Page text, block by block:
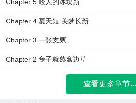
Chapter 5 咬人的冰块新
Chapter 4 夏天短 美梦长新
Chapter 3 一张支票
Chapter 2 兔子就薅窝边草
查看更多章节...